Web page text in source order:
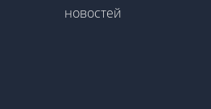
новостей